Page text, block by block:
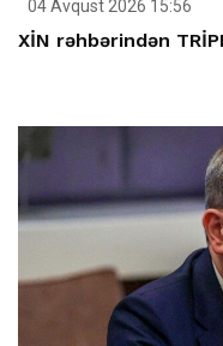
04 Avqust 2026 15:56
XİN rəhbərindən